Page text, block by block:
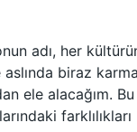
adı, her
aslında biraz
ele alacağım.
farklılıkları